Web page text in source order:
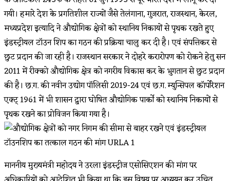
गयी। हमारे देश के प्रगतिशील राज्यों जैसे तेलंगाना, गुजरात, राजस्थान, केरल,
मध्यप्रदेश इत्यादि ने औद्योगिक क्षेत्रों को स्थानिय निकायों से पृथक रखते हुए
इंडस्ट्रीयल टॉउन शिप का गठन की प्रक्रिया चालु कर दी है। एवं संपत्तिकर से
छुट प्रदान की जा रही है। राजस्थान सरकार ने दोहरे करारोपण को रोकने हेतु सन
2011 में रीक्को औद्योगिक क्षेत्र को नगरीय विकास कर के भुगतान से छुट प्रदान
की है। छ.ग. की नवीन उद्योग पॉलिसी 2019-24 एवं छ.ग. म्युन्सिपल कॉर्पोरेशन
एक्ट् 1961 में भी शासन द्वारा घोषित औद्योगिक पार्को को स्थानिय निकायों से
पृथक रखने का प्रोविजन किया गया है।
माननीय मुख्यमंत्री महोदय ने उरला इंडस्ट्रीज एसोसिएशन की मांग पर